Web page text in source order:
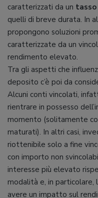
caratterizzati da un
quelli di breve durata. In
propongono soluzioni
caratterizzate da un
rendimento elevato.
Tra gli aspetti che
deposito c’è poi da
Alcuni conti vincolati,
rientrare in possesso
momento (solitamente
maturati). In altri casi,
riottenibile solo a fine
con importo non
interesse più elevato
modalità e, in
avere un impatto sul